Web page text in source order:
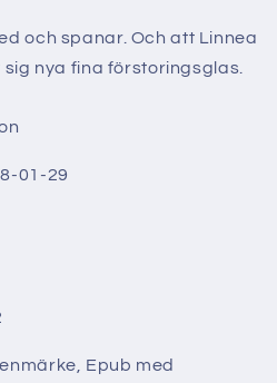
och spanar. Och att Linnea
nya fina förstoringsglas.
01-29
Epub med